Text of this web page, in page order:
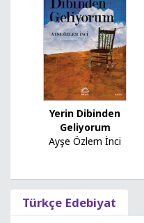
Yerin Dibinden
Geliyorum
Ayşe Özlem İnci
Türkçe Edebiyat